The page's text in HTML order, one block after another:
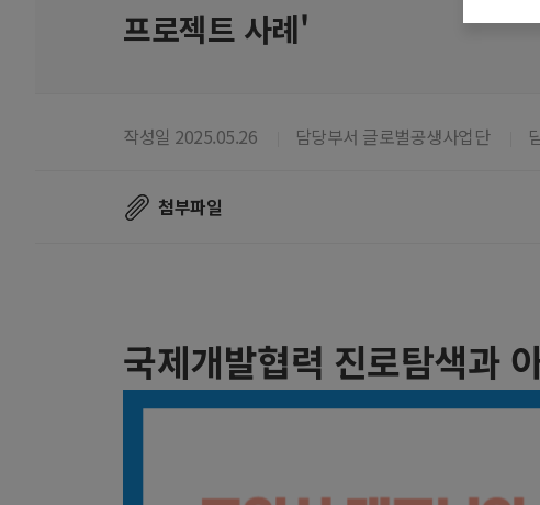
프로젝트 사례'
작성일 2025.05.26 담당부서 글로벌공생사업단
첨부파일
국제개발협력 진로탐색과